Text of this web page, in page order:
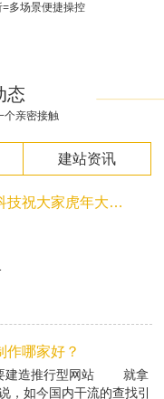
多场景便捷操控
态
个亲密接触
建站资讯
丹东凯鸿科技祝大家虎年大吉！
作哪家好？
建造推行型网站 就拿
，如今国内干流的查找引